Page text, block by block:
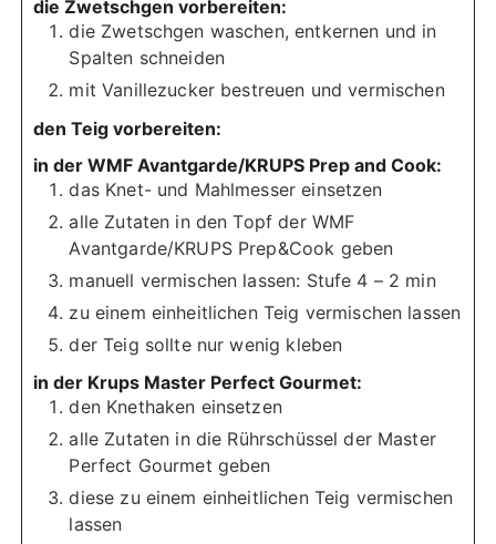
die Zwetschgen vorbereiten:
die Zwetschgen waschen, entkernen und in
Spalten schneiden
mit Vanillezucker bestreuen und vermischen
den Teig vorbereiten:
in der WMF Avantgarde/KRUPS Prep and Cook:
das Knet- und Mahlmesser einsetzen
alle Zutaten in den Topf der WMF
Avantgarde/KRUPS Prep&Cook geben
manuell vermischen lassen: Stufe 4 – 2 min
zu einem einheitlichen Teig vermischen lassen
der Teig sollte nur wenig kleben
in der Krups Master Perfect Gourmet:
den Knethaken einsetzen
alle Zutaten in die Rührschüssel der Master
Perfect Gourmet geben
diese zu einem einheitlichen Teig vermischen
lassen